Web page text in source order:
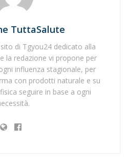
TuttaSalute
di Tgyou24 dedicato alla
la redazione vi propone per
influenza stagionale, per
con prodotti naturale e su
seguire in base a ogni